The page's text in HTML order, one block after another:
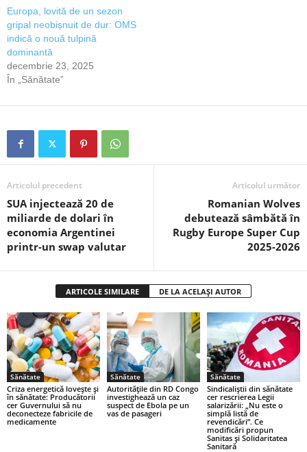
Europa, lovită de un sezon
gripal neobișnuit de dur: OMS
indică o nouă tulpină
dominantă
decembrie 23, 2025
În „Sănătate”
Articolul precedent
SUA injectează 20 de
miliarde de dolari în
economia Argentinei
printr-un swap valutar
Articolul următor
Romanian Wolves
debutează sâmbătă în
Rugby Europe Super Cup
2025-2026
ARTICOLE SIMILARE DE LA ACELAȘI AUTOR
Sănătate
Criza energetică lovește și
în sănătate: Producătorii
cer Guvernului să nu
deconecteze fabricile de
medicamente
Sănătate
Autoritățile din RD Congo
investighează un caz
suspect de Ebola pe un
vas de pasageri
Sănătate
Sindicaliștii din sănătate
cer rescrierea Legii
salarizării: „Nu este o
simplă listă de
revendicări”. Ce
modificări propun
Sanitas și Solidaritatea
Sanitară